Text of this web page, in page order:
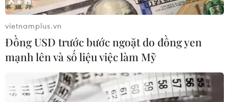
vietnamplus.vn
Đồng USD trước bước ngoặt do đồng yen
mạnh lên và số liệu việc làm Mỹ